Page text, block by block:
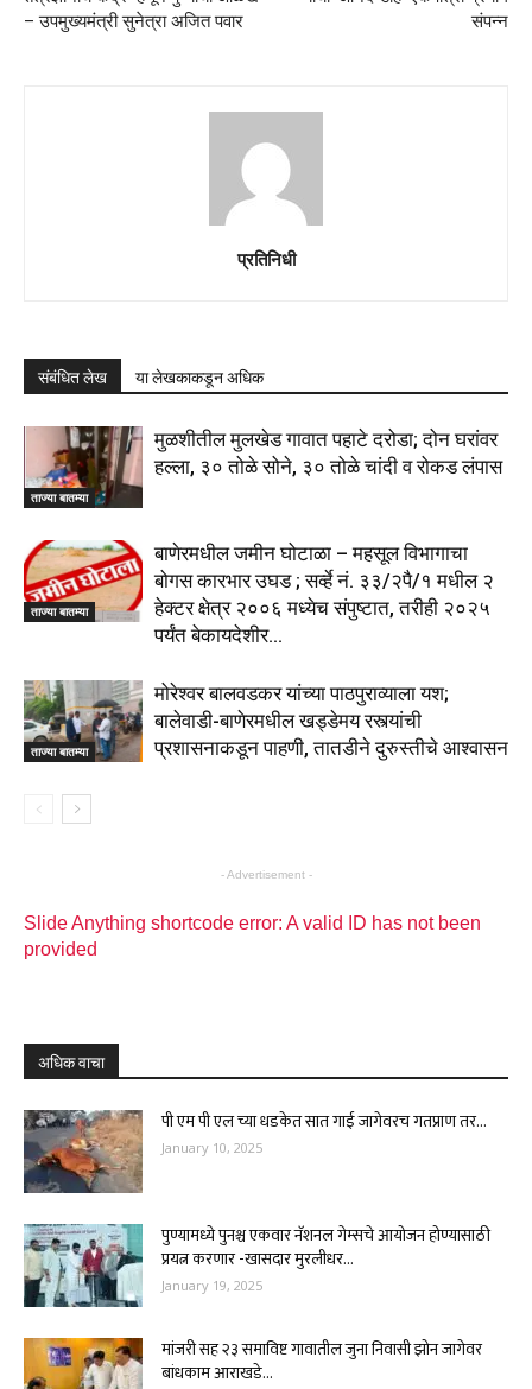
– उपमुख्यमंत्री सुनेत्रा अजित पवार
संपन्न
प्रतिनिधी
संबंधित लेख या लेखकाकडून अधिक
ताज्या बातम्या
मुळशीतील मुलखेड गावात पहाटे दरोडा; दोन घरांवर
हल्ला, ३० तोळे सोने, ३० तोळे चांदी व रोकड लंपास
ताज्या बातम्या
बाणेरमधील जमीन घोटाळा – महसूल विभागाचा
बोगस कारभार उघड ; सर्व्हे नं. ३३/२पै/१ मधील २
हेक्टर क्षेत्र २००६ मध्येच संपुष्टात, तरीही २०२५
पर्यंत बेकायदेशीर...
ताज्या बातम्या
मोरेश्वर बालवडकर यांच्या पाठपुराव्याला यश;
बालेवाडी-बाणेरमधील खड्डेमय रस्त्यांची
प्रशासनाकडून पाहणी, तातडीने दुरुस्तीचे आश्वासन
- Advertisement -
Slide Anything shortcode error: A valid ID has not been
provided
अधिक वाचा
पी एम पी एल च्या धडकेत सात गाई जागेवरच गतप्राण तर...
January 10, 2025
पुण्यामध्ये पुनश्च एकवार नॅशनल गेम्सचे आयोजन होण्यासाठी
प्रयत्न करणार -खासदार मुरलीधर...
January 19, 2025
मांजरी सह २३ समाविष्ट गावातील जुना निवासी झोन जागेवर
बांधकाम आराखडे...